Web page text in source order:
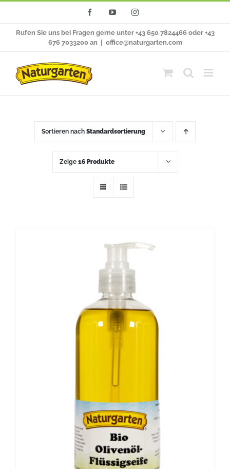
FacebookYouTubeInstagram
Rufen Sie uns bei Fragen gerne unter +43 650 7824466 oder +43
676 7033200 an
office@naturgarten.com
Sortieren nach Standardsortierung
Zeige 16 Produkte